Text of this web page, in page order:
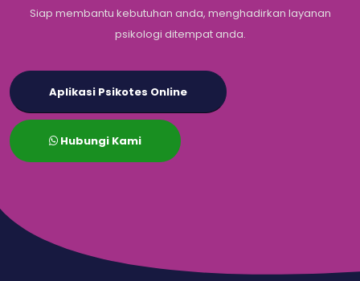
Siap membantu kebutuhan anda, menghadirkan layanan
psikologi ditempat anda.
Aplikasi Psikotes Online
Hubungi Kami